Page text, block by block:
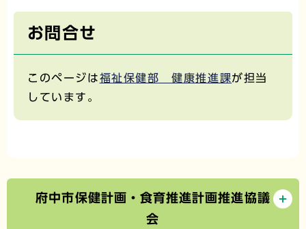
お問合せ
このページは福祉保健部 健康推進課が担当
しています。
府中市保健計画・食育推進計画推進協議
会